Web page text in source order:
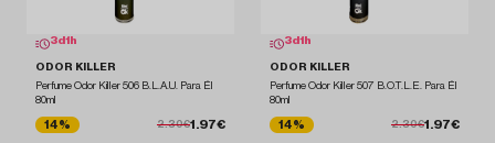
3d 1 h
ODOR KILLER
Perfume Odor Killer 506 B.L.A.U. Para Él
80ml
14% 2.30€1.97€
3d 1 h
ODOR KILLER
Perfume Odor Killer 507 B.O.T.L.E. Para Él
80ml
14% 2.30€1.97€